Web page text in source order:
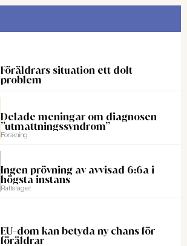
Föräldrars situation ett dolt
problem
Delade meningar om diagnosen
”utmattningssyndrom”
Forskning
Ingen prövning av avvisad 6:6a i
högsta instans
Rattslaget
EU-dom kan betyda ny chans för
föräldrar